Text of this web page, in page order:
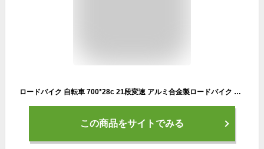
ロードバイク 自転車 700*28c 21段変速 アルミ合金製ロードバイク 超軽量異型アルミフレーム 軽量 ドロップハンドル フラットハンドル 前後ディスクブレーキ 通勤 通学 じてんしゃ 本体 シマノ アウトドア スポーツ ギフト 送料無料
この商品をサイトでみる